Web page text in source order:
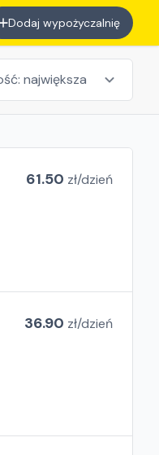
Dodaj wypożyczalnię
61.50 zł/dzień
36.90 zł/dzień